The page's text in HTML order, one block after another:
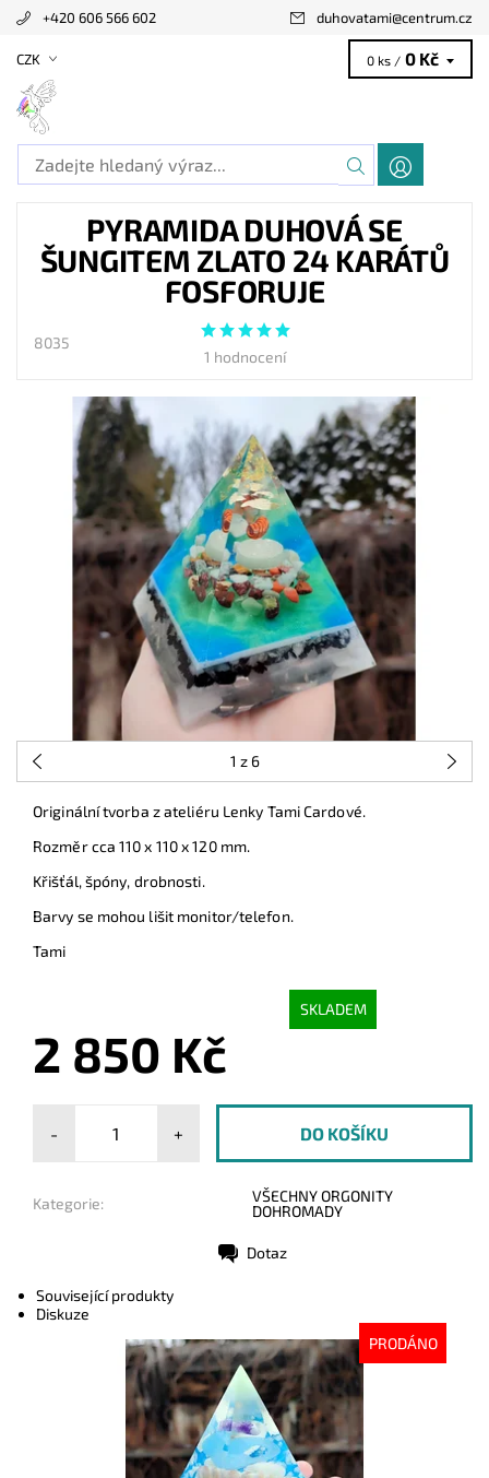
+420 606 566 602 duhovatami@centrum.cz
CZK 0 ks / 0 Kč
PYRAMIDA DUHOVÁ SE
ŠUNGITEM ZLATO 24 KARÁTŮ
FOSFORUJE
8035
1 hodnocení
1 z 6
Originální tvorba z ateliéru Lenky Tami Cardové.
Rozměr cca 110 x 110 x 120 mm.
Křišťál, špóny, drobnosti.
Barvy se mohou lišit monitor/telefon.
Tami
SKLADEM
2 850 Kč
- +
Kategorie:
VŠECHNY ORGONITY
DOHROMADY
Dotaz
Související produkty
Diskuze
PRODÁNO
Dostupnost:
Vyprodáno
8034